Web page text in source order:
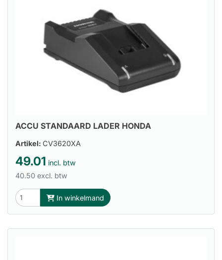
ACCU STANDAARD LADER HONDA
Artikel: CV3620XA
49.01 incl. btw
40.50 excl. btw
In winkelmand